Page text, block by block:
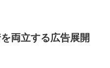
両立する広告展開